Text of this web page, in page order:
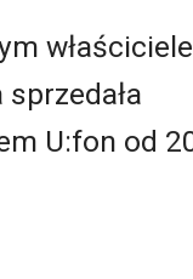
U:fon od